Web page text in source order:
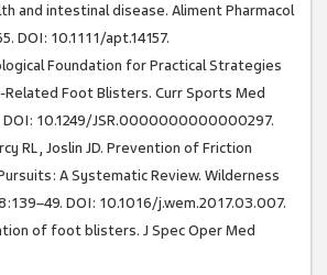
and intestinal disease. Aliment Pharmacol
DOI: 10.1111/apt.14157.
Foundation for Practical Strategies
Foot Blisters. Curr Sports Med
DOI: 10.1249/JSR.0000000000000297.
RL, Joslin JD. Prevention of Friction
A Systematic Review. Wilderness
DOI: 10.1016/j.wem.2017.03.007.
of foot blisters. J Spec Oper Med